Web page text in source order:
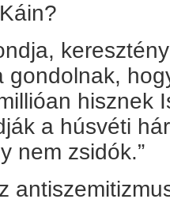
gondolnak,
hisznek
a húsvéti
nem zsidók.”